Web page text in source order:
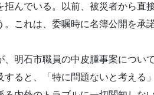
んでいる。以前、被災者から直
これは、委嘱時に名簿公開を承
明石市職員の中皮腫事案につい
すると、「特に問題ないと考える